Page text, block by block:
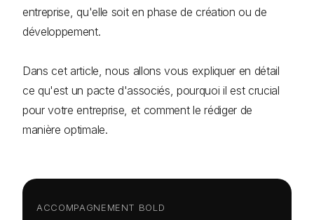
entreprise, qu'elle soit en phase de création ou de
développement.
Dans cet article, nous allons vous expliquer en détail
ce qu'est un pacte d'associés, pourquoi il est crucial
pour votre entreprise, et comment le rédiger de
manière optimale.
ACCOMPAGNEMENT BOLD